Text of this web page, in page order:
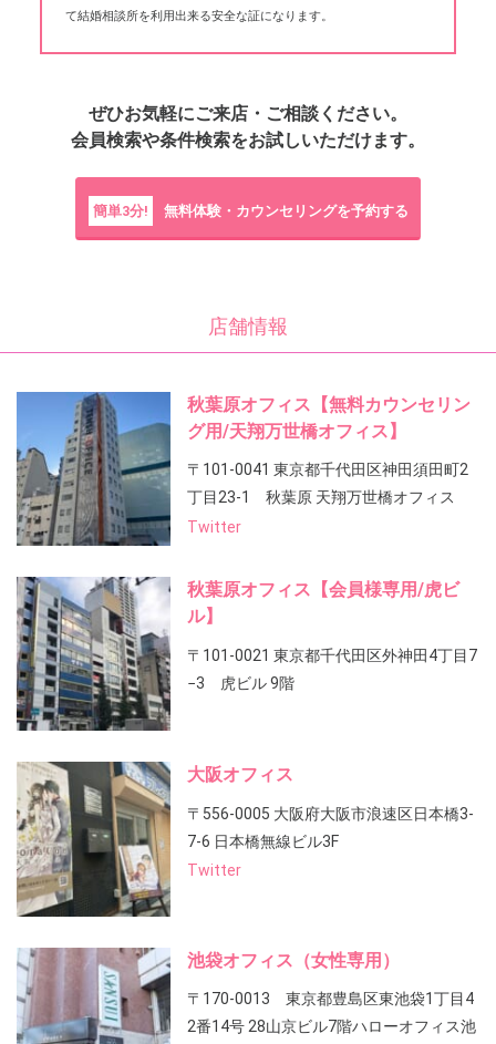
て結婚相談所を利用出来る安全な証になります。
ぜひお気軽にご来店・ご相談ください。
会員検索や条件検索をお試しいただけます。
簡単3分! 無料体験・カウンセリングを予約する
店舗情報
秋葉原オフィス【無料カウンセリン
グ用/天翔万世橋オフィス】
〒101-0041 東京都千代田区神田須田町2
丁目23-1 秋葉原 天翔万世橋オフィス
Twitter
秋葉原オフィス【会員様専用/虎ビ
ル】
〒101-0021 東京都千代田区外神田4丁目7
−3 虎ビル 9階
大阪オフィス
〒556-0005 大阪府大阪市浪速区日本橋3-
7-6 日本橋無線ビル3F
Twitter
池袋オフィス（女性専用）
〒170-0013 東京都豊島区東池袋1丁目4
2番14号 28山京ビル7階ハローオフィス池